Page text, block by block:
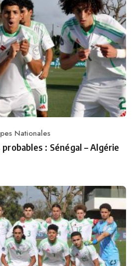
Nationales
: Sénégal – Algérie